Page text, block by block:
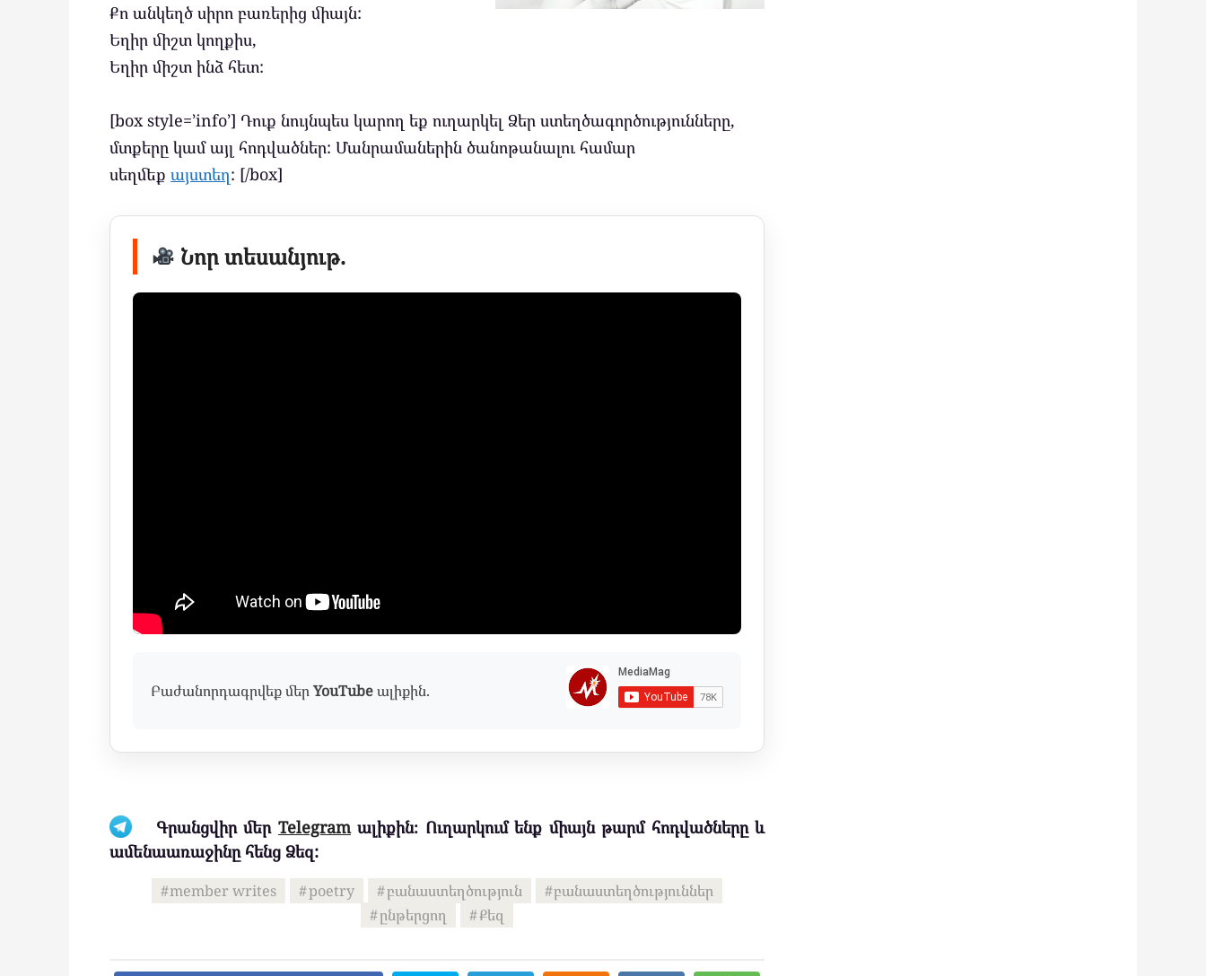
Քո անկեղծ սիրո բառերից միայն:
Եղիր միշտ կողքիս,
Եղիր միշտ ինձ հետ:
[box style=’info’] Դուք նույնպես կարող եք ուղարկել Ձեր ստեղծագործությունները,
մտքերը կամ այլ հոդվածներ: Մանրամաներին ծանոթանալու համար
սեղմեք այստեղ: [/box]
Նոր տեսանյութ.
Բաժանորդագրվեք մերYouTubeալիքին.
Գրանցվիր մեր Telegramալիքին։ Ուղարկում ենք միայն թարմ հոդվածները և
ամենաառաջինը հենց Ձեզ:
member writes poetry բանաստեղծություն
բանաստեղծություններ
ընթերցող
Քեզ